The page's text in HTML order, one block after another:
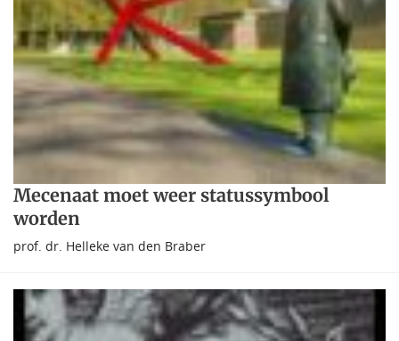
Mecenaat moet weer statussymbool
worden
prof. dr. Helleke van den Braber